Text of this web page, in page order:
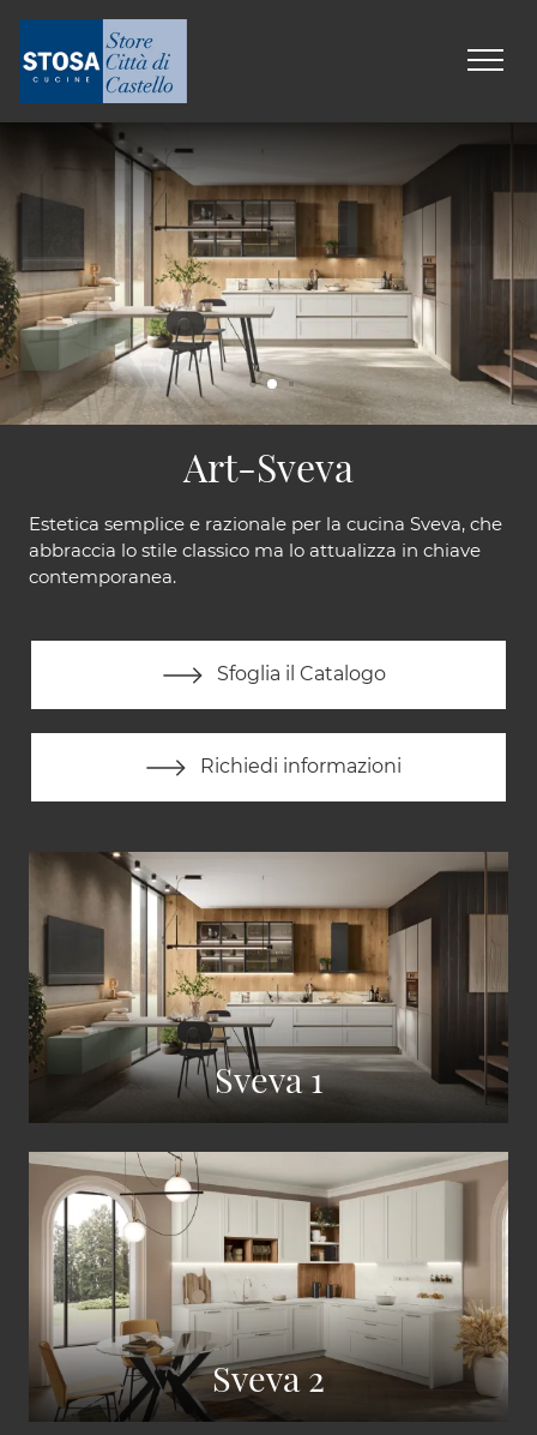
Sveva 1
Sveva 2
Art-Sveva
Estetica semplice e razionale per la cucina Sveva, che
abbraccia lo stile classico ma lo attualizza in chiave
contemporanea.
Sfoglia il Catalogo
Richiedi informazioni